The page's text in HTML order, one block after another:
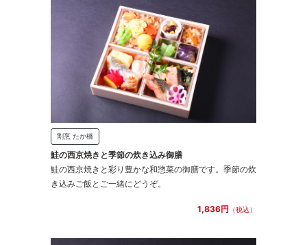
割烹 たか橋
鮭の西京焼きと季節の炊き込み御膳
鮭の西京焼きと彩り豊かな和惣菜の御膳です。季節の炊
き込みご飯とご一緒にどうぞ。
1,836円 （税込）